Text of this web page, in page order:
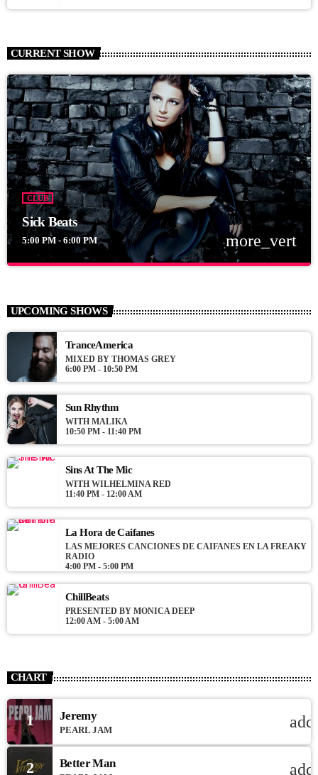
CURRENT SHOW
CLUB
Sick Beats
5:00 PM - 6:00 PM more_vert
For every Show page the timetable is auomatically generated
from the schedule, and you can set automatic carousels of
Podcasts, Articles and Charts by simply choosing a category.
Curabitur id lacus felis. Sed justo mauris, auctor eget tellus nec,
justo. Aliquam semper faucibus odio id varius. Suspendisse
varius laoreet sodales.
UPCOMING SHOWS
TranceAmerica
MIXED BY THOMAS GREY
6:00 PM - 10:50 PM
Sun Rhythm
WITH MALIKA
10:50 PM - 11:40 PM
Sins At The Mic
WITH WILHELMINA RED
11:40 PM - 12:00 AM
La Hora de Caifanes
LAS MEJORES CANCIONES DE CAIFANES EN LA FREAKY
RADIO
4:00 PM - 5:00 PM
ChillBeats
PRESENTED BY MONICA DEEP
12:00 AM - 5:00 AM
CHART
1 Jeremy
PEARL JAM
2 Better Man